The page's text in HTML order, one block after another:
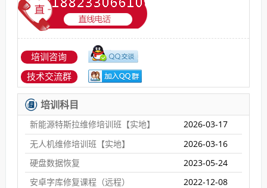
培训咨询
技术交流群
培训科目
新能源特斯拉维修培训班【实地】
2026-03-17
无人机维修培训班【实地】
2026-03-16
硬盘数据恢复
2023-05-24
安卓字库修复课程（远程）
2022-12-08